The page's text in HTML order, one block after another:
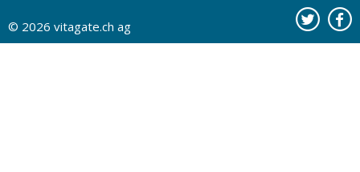
Kontakt
Werbung auf vitagate.ch
© 2026 vitagate.ch ag